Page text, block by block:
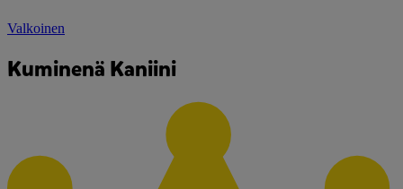
Valkoinen
Kuminenä Kaniini